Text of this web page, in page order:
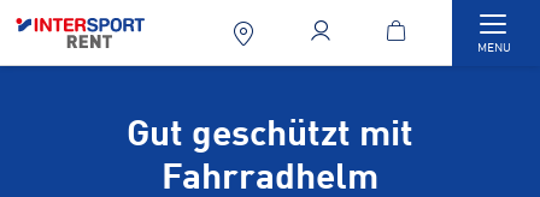
MENU
Gut geschützt mit
Fahrradhelm